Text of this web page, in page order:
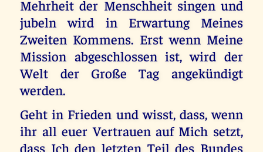
Mehrheit der Menschheit singen und
jubeln wird in Erwartung Meines
Zweiten Kommens. Erst wenn Meine
Mission abgeschlossen ist, wird der
Welt der Große Tag angekündigt
werden.
Geht in Frieden und wisst, dass, wenn
ihr all euer Vertrauen auf Mich setzt,
dass Ich den letzten Teil des Bundes